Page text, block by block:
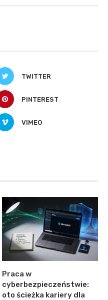
TWITTER
PINTEREST
VIMEO
Praca w
cyberbezpieczeństwie:
oto ścieżka kariery dla